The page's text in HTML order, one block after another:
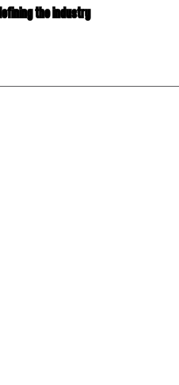
THE INDUSTRY